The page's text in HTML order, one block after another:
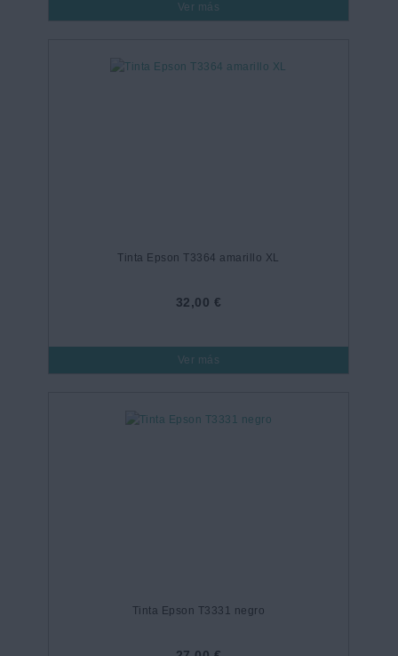
Ver más
Tinta Epson T3364 amarillo XL
32,00 €
Ver más
Tinta Epson T3331 negro